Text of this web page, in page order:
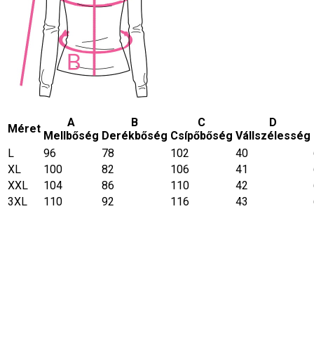
Méret
A
Mellbőség
B
Derékbőség
C
Csípőbőség
D
Vállszélesség
L
96 78 102 40
XL
100 82 106 41
XXL
104 86 110 42
3XL
110 92 116 43